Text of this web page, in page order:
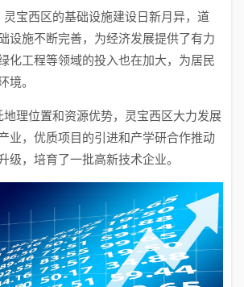
灵宝西区的基础设施建设日新月异，道
设施不断完善，为经济发展提供了有力
化工程等领域的投入也在加大，为居民
境。
地理位置和资源优势，灵宝西区大力发展
业，优质项目的引进和产学研合作推动
级，培育了一批高新技术企业。